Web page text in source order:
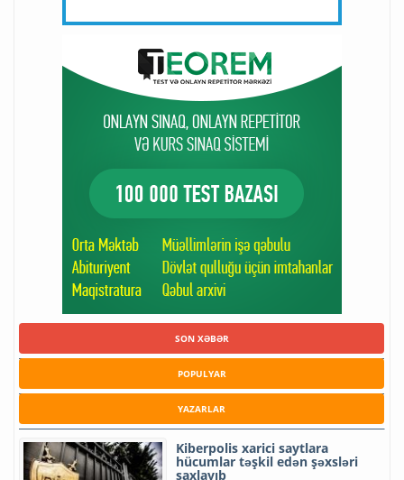
SON XƏBƏR
POPULYAR
YAZARLAR
Kiberpolis xarici saytlara
hücumlar təşkil edən şəxsləri
saxlayıb